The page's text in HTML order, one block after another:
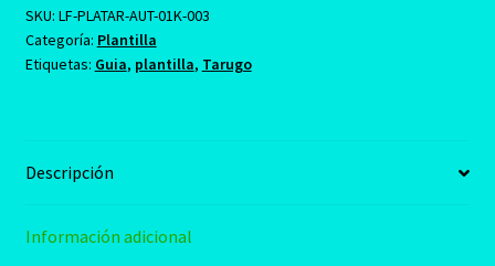
Madera
cantidad
SKU: LF-PLATAR-AUT-01K-003
Categoría: Plantilla
Etiquetas: Guia, plantilla, Tarugo
Descripción
Información adicional